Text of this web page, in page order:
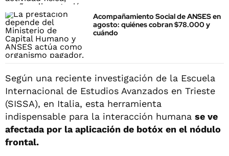
Acompañamiento Social de ANSES en
agosto: quiénes cobran $78.000 y
cuándo
Según una reciente investigación de la Escuela
Internacional de Estudios Avanzados en Trieste
(SISSA), en Italia, esta herramienta
indispensable para la interacción humana se ve
afectada por la aplicación de botóx en el nódulo
frontal.